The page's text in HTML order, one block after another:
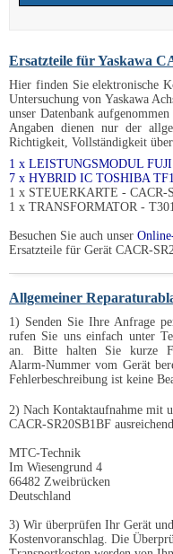
Ersatzteile für Yaskawa
Hier finden Sie elektronische
Untersuchung von Yaskawa
unser Datenbank
Angaben dienen nur der
Richtigkeit, Vollständigkeit
1 x LEISTUNGSMODUL
7 x HYBRID IC TOSHIBA
1 x STEUERKARTE - CACR-
1 x TRANSFORMATOR -
Besuchen Sie auch unser
Ersatzteile für Gerät CACR-
Allgemeiner
1) Senden Sie Ihre Anfrage
rufen Sie uns einfach unter
an. Bitte halten Sie kurze
Alarm-Nummer vom Gerät
Fehlerbeschreibung ist keine
2) Nach Kontaktaufnahme mit
CACR-SR20SB1BF
MTC-Technik
Im Wiesengrund 4
66482 Zweibrücken
Deutschland
3) Wir überprüfen Ihr Gerät
Kostenvoranschlag. Die